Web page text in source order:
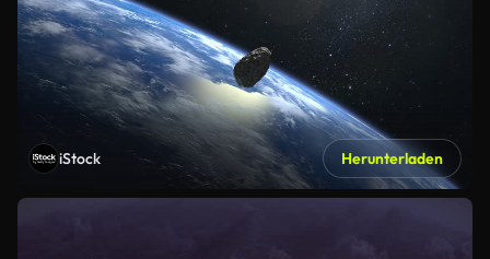
iStock Herunterladen